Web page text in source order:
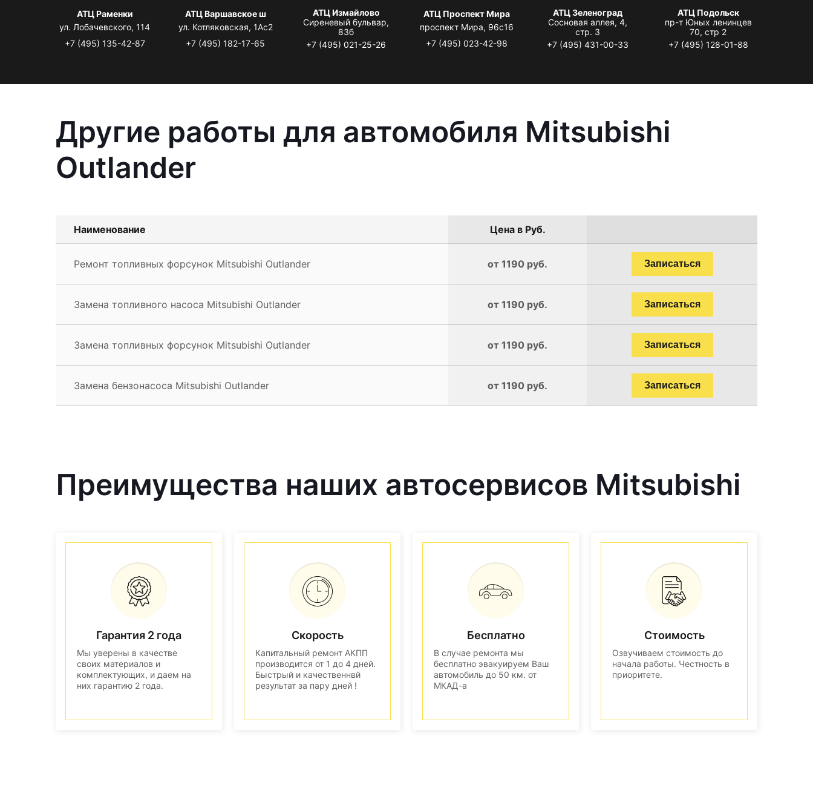
АТЦ Раменки
ул. Лобачевского, 114
+7 (495) 135-42-87
АТЦ Варшавское ш
ул. Котляковская, 1Ас2
+7 (495) 182-17-65
АТЦ Измайлово
Сиреневый бульвар,
83б
+7 (495) 021-25-26
АТЦ Проспект Мира
проспект Мира, 96с16
+7 (495) 023-42-98
АТЦ Зеленоград
Сосновая аллея, 4,
стр. 3
+7 (495) 431-00-33
АТЦ Подольск
пр-т Юных ленинцев
70, стр 2
+7 (495) 128-01-88
Другие работы для автомобиля Mitsubishi
Outlander
Наименование Цена в Руб.
Ремонт топливных форсунок Mitsubishi Outlander от 1190 руб. Записаться
Замена топливного насоса Mitsubishi Outlander от 1190 руб. Записаться
Замена топливных форсунок Mitsubishi Outlander от 1190 руб. Записаться
Замена бензонасоса Mitsubishi Outlander от 1190 руб. Записаться
Преимущества наших автосервисов Mitsubishi
Гарантия 2 года
Мы уверены в качестве
своих материалов и
комплектующих, и даем на
них гарантию 2 года.
Скорость
Капитальный ремонт АКПП
производится от 1 до 4 дней.
Быстрый и качественнвй
результат за пару дней !
Бесплатно
В случае ремонта мы
бесплатно эвакуируем Ваш
автомобиль до 50 км. от
МКАД-а
Стоимость
Озвучиваем стоимость до
начала работы. Честность в
приоритете.